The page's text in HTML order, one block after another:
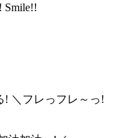
Smile!!
! ＼フレっフレ～っ!